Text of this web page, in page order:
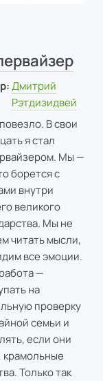
Дмитрий
Рэтдизидвей
В свои
я стал
Мы —
борется с
внутри
великого
Мы не
читать мысли,
все эмоции.
—
на
проверку
семьи и
если они
крамольные
Только так